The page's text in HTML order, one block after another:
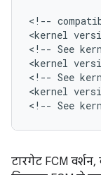
< !--
<kernel
< !-- See
<kernel
< !-- See
<kernel
< !-- See
टारगेट FCM